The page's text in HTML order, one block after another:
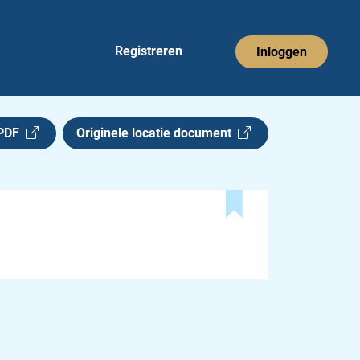
Registreren Inloggen
Originele locatie document